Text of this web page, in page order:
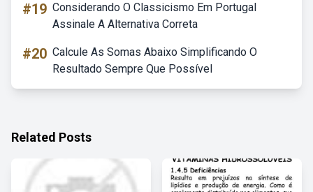
#19 Considerando O Classicismo Em Portugal
Assinale A Alternativa Correta
#20 Calcule As Somas Abaixo Simplificando O
Resultado Sempre Que Possível
Related Posts